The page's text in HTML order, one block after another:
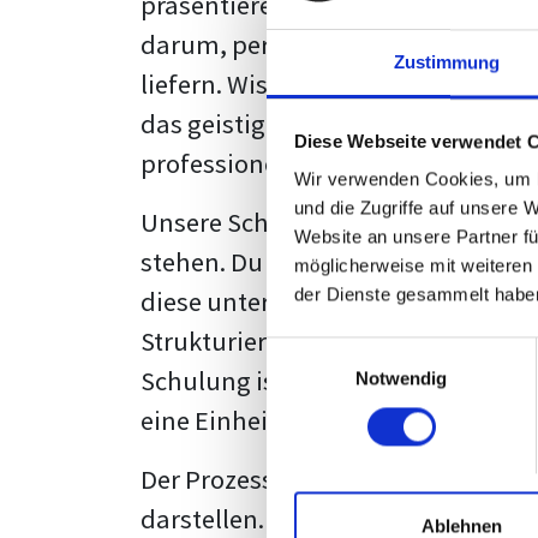
Zustimmung
Diese Webseite verwendet
Wir verwenden Cookies,
und die Zugriffe auf unsere
Website an unsere Partner
möglicherweise mit
der Dienste gesammelt
Notwendig
Ablehnen
darum, persönliche Meinungen
liefern. Wissenschaftliche Texte,
das geistige Eigentum des
professionell zu kommunizieren.
Unsere Schulung wurde mit Blick
stehen. Du wirst nicht nur
diese unter Zuhilfenahme von
Strukturierung ist ebenso
Schulung ist so konzipiert, dass
eine Einheitslösung zu bieten.
Der Prozess des
darstellen. Jedoch, ausgestattet